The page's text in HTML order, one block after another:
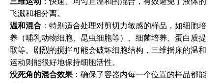
飞溅和相分离。
温和混合 ：特别适合处理对剪切力敏感的样品，如细胞培
养（哺乳动物细胞、昆虫细胞等）、细菌培养、蛋白质提
取等。剧烈的搅拌可能会破坏细胞结构，三维摇床的温和
运动则能很好地保持细胞活性。
没死角的混合效果 ：确保了容器内每一个位置的样品都能